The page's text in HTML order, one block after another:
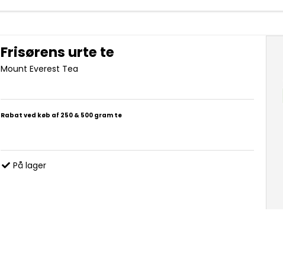
Frisørens urte te
Mount Everest Tea
Rabat ved køb af 250 & 500 gram te
På lager